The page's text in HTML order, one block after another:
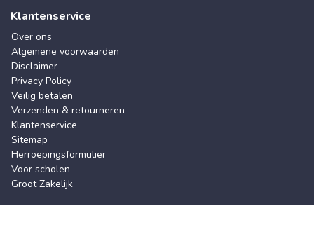
Klantenservice
Over ons
Algemene voorwaarden
Disclaimer
Privacy Policy
Veilig betalen
Verzenden & retourneren
Klantenservice
Sitemap
Herroepingsformulier
Voor scholen
Groot Zakelijk